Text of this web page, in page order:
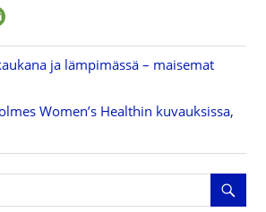
ja lämpimässä – maisemat
Women’s Healthin kuvauksissa,